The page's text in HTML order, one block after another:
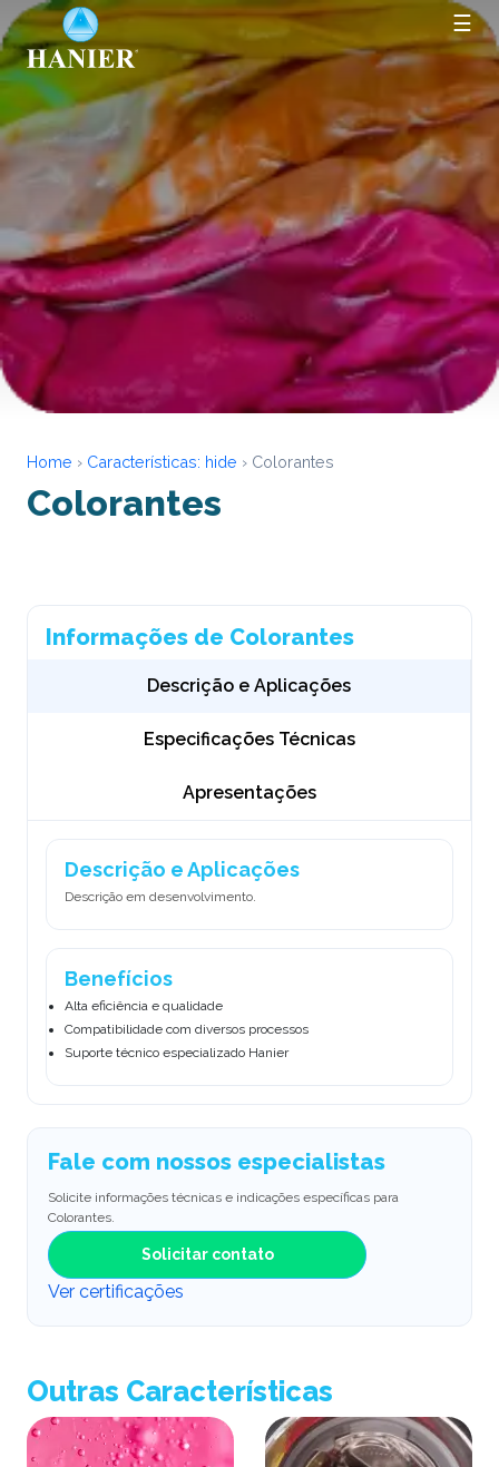
☰
Home › Características: hide › Colorantes
Colorantes
Informações de Colorantes
Descrição e Aplicações
Especificações Técnicas
Apresentações
Descrição e Aplicações
Descrição em desenvolvimento.
Benefícios
Alta eficiência e qualidade
Compatibilidade com diversos processos
Suporte técnico especializado Hanier
Fale com nossos especialistas
Solicite informações técnicas e indicações específicas para
Colorantes.
Solicitar contato
Ver certificações
Outras Características